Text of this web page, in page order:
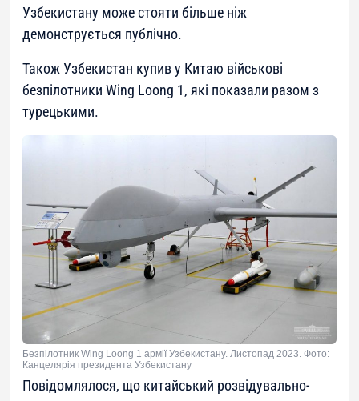
Узбекистану може стояти більше ніж
демонструється публічно.
Також Узбекистан купив у Китаю військові
безпілотники Wing Loong 1, які показали разом з
турецькими.
Безпілотник Wing Loong 1 армії Узбекистану. Листопад 2023. Фото:
Канцелярія президента Узбекистану
Повідомлялося, що китайський розвідувально-